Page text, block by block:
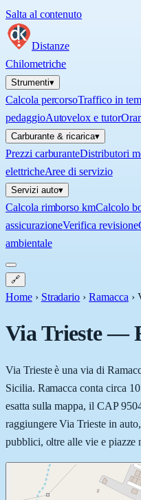
Salta al contenuto
Distanze
Chilometriche
Strumenti▾
Calcola percorsoTraffico in
pedaggioAutovelox e tutor
Carburante & ricarica▾
Prezzi carburanteDistributori
elettricheAree di servizio
Servizi auto▾
Calcola rimborso kmCalcolo
assicurazioneVerifica revisione
ambientale
🔗
Home › Stradario › Ramacca ›
Via Trieste—
Via Trieste è una via di
Sicilia. Ramacca conta circa
esatta sulla mappa, il CAP
raggiungere Via Trieste in
pubblici, oltre alle vie e piazze